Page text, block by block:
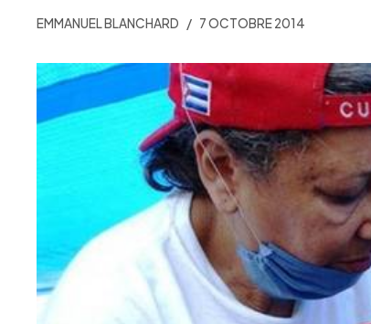
EMMANUEL BLANCHARD 7 OCTOBRE 2014